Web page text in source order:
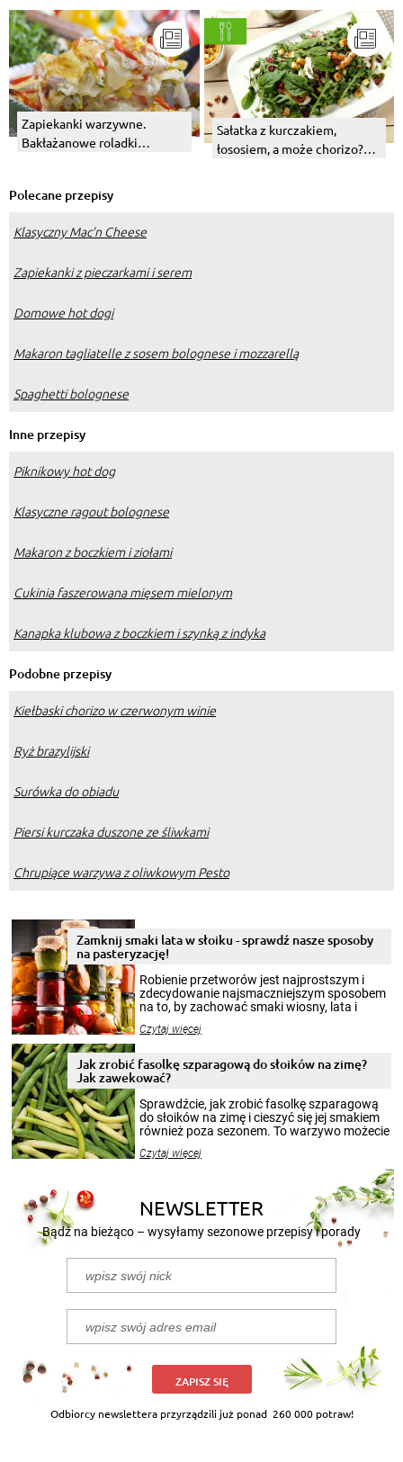
Zapiekanki warzywne.
Bakłażanowe roladki
Sałatka z kurczakiem,
łososiem, a może chorizo?
Polecane przepisy
Klasyczny Mac’n Cheese
Zapiekanki z pieczarkami i serem
Domowe hot dogi
Makaron tagliatelle z sosem bolognese i mozzarellą
Spaghetti bolognese
Inne przepisy
Piknikowy hot dog
Klasyczne ragout bolognese
Makaron z boczkiem i ziołami
Cukinia faszerowana mięsem mielonym
Kanapka klubowa z boczkiem i szynką z indyka
Podobne przepisy
Kiełbaski chorizo w czerwonym winie
Ryż brazylijski
Surówka do obiadu
Piersi kurczaka duszone ze śliwkami
Chrupiące warzywa z oliwkowym Pesto
Zamknij smaki lata w słoiku - sprawdź nasze sposoby
na pasteryzację!
Robienie przetworów jest najprostszym i
zdecydowanie najsmaczniejszym sposobem
na to, by zachować smaki wiosny, lata i
krajobrazów, by cieszyć nimi oko w sezonie
pełni poczuć atmosferę cieplejszych
miesięcy. Przygotowanie słoików ze
patenty, które pozwolą zachować świeżość
przetworów.
Czytaj więcej
Jak zrobić fasolkę szparagową do słoików na zimę?
Jak zawekować?
Sprawdźcie, jak zrobić fasolkę szparagową
do słoików na zimę i cieszyć się jej smakiem
również poza sezonem. To warzywo możecie
nasze propozycje!
Czytaj więcej
NEWSLETTER
Bądź na bieżąco – wysyłamy sezonowe przepisy i porady
ZAPISZ SIĘ
Odbiorcy newslettera przyrządzili już ponad 260 000 potraw!